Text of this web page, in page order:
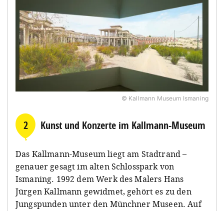
© Kallmann Museum Ismaning
2 Kunst und Konzerte im Kallmann-Museum
Das Kallmann-Museum liegt am Stadtrand –
genauer gesagt im alten Schlosspark von
Ismaning. 1992 dem Werk des Malers Hans
Jürgen Kallmann gewidmet, gehört es zu den
Jungspunden unter den Münchner Museen. Auf